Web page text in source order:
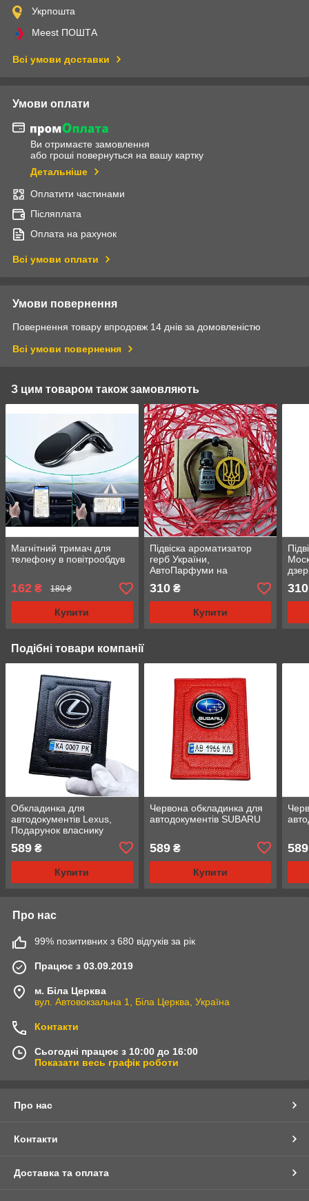
Укрпошта
Meest ПОШТА
Всі умови доставки
Умови оплати
Ви отримаєте замовлення
або гроші повернуться на вашу картку
Детальніше
Оплатити частинами
Післяплата
Оплата на рахунок
Всі умови оплати
Умови повернення
Повернення товару впродовж 14 днів за домовленістю
Всі умови повернення
З цим товаром також замовляють
Магнітний тримач для
телефону в повітрообдув
162 ₴ 180 ₴
Купити
Підвіска ароматизатор
герб України,
АвтоПарфуми на
дзеркало, дуб
310₴
Купити
310
Подібні товари компанії
Обкладинка для
автодокументів Lexus,
Подарунок власнику
589 ₴
Купити
Червона обкладинка для
автодокументів SUBARU
589₴
Купити
589
Про нас
99% позитивних з 680 відгуків за рік
Працює з 03.09.2019
м. Біла Церква
вул. Автовокзальна 1, Біла Церква, Україна
Контакти
Сьогодні працює з 10:00 до 16:00
Показати весь графік роботи
Про нас
Контакти
Доставка та оплата